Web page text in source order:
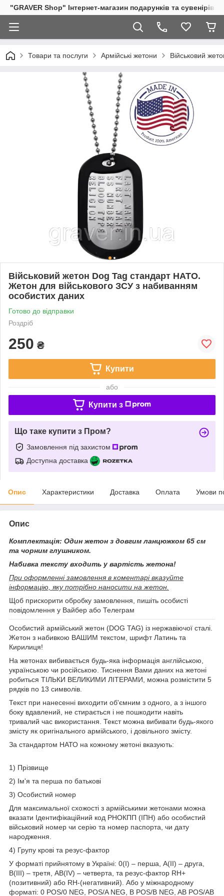
"GRAVER Shop" Інтернет-магазин подарунків та сувенірів
Товари та послуги Армійські жетони Військовий
Військовий жетон Dog Tag стандарт НАТО.
Жетон для військового ЗСУ з набиванням
особистих даних
Готово до відправки
Роздріб
250 ₴
Купити
або
Купити з
Що таке купити з Пром?
Замовлення під захистом
Доступна доставка
Опис Характеристики Доставка Оплата Умови
Опис
Комплектація: Один жетон з довгим ланцюжком 65 см
та чорним глушником.
Набивка тексту входить у вартість жетона!
При оформленні замовлення в коментарі вказуйте
інформацію, яку потрібно наносити на жетон.
Щоб прискорити обробку замовлення, пишіть особисті
повідомлення у Вайбер або Телеграм
Особистий армійський жетон (DOG TAG) із нержавіючої сталі.
Жетон з набивкою ВАШИМ текстом, шрифт Латинь та
Кирилиця!
На жетонах вибивається будь-яка інформація англійською,
українською чи російською. Тиснення Вами даних на жетоні
робиться ТІЛЬКИ ВЕЛИКИМИ ЛІТЕРАМИ, можна розмістити 5
рядків по 13 символів.
Текст при нанесенні виходити об'ємним з одного, а з іншого
боку вдавлений, не стирається і не пошкодити навіть
тривалий час використання. Текст можна вибивати будь-якого
змісту як оригінального армійського, і довільного змісту.
За стандартом НАТО на кожному жетоні вказують:
1) Прізвище
2) Ім'я та перша по батькові
3) Особистий номер
Для максимальної схожості з армійськими жетонами можна
вказати Ідентифікаційний код РНОКПП (ІПН) або особистий
військовий номер чи серію та номер паспорта, чи дату
народження.
4) Групу крові та резус-фактор
У форматі прийнятому в Україні: 0(I) – перша, A(II) – друга,
B(III) – третя, AB(IV) – четверта, та резус-фактор RH+
(позитивний) або RH-(негативний). Або у міжнародному
форматі: 0 POS/0 NEG, POS/A NEG, B POS/B NEG, AB POS/AB